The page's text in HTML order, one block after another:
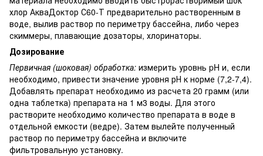
хлор АкваДоктор С60-Т предварительно растворенным в
воде, вылив раствор по периметру бассейна, либо через
скиммеры, плавающие дозаторы, хлоринаторы.
Дозирование
Первичная (шоковая) обработка: измерить уровнь pH и, если
необходимо, привести значение уровня рН к норме (7,2-7,4).
Добавлять препарат необходимо из расчета 20 грамм (или
одна таблетка) препарата на 1 м3 воды. Для этого
растворите необходимо количество препарата в воде в
отдельной емкости (ведре). Затем вылейте полученный
раствор по периметру бассейна и включите
фильтровальную установку.